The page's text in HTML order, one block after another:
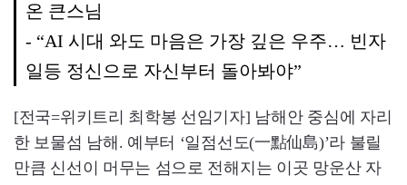
온 큰스님
- “AI 시대 와도 마음은 가장 깊은 우주… 빈자
일등 정신으로 자신부터 돌아봐야”
[전국=위키트리 최학봉 선임기자] 남해안 중심에 자리
한 보물섬 남해. 예부터 ‘일점선도(一點仙島)’라 불릴
만큼 신선이 머무는 섬으로 전해지는 이곳 망운산 자